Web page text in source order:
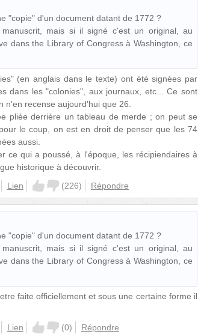
"copie" d'un document datant de 1772 ?
mais si il signé c'est un original, au
dans the Library of Congress à Washington, ce
(en anglais dans le texte) ont été signées par
dans les "colonies", aux journaux, etc... Ce sont
n'en recense aujourd'hui que 26.
pliée derrière un tableau de merde ; on peut se
le coup, on est en droit de penser que les 74
aussi.
ce qui a poussé, à l'époque, les récipiendaires à
historique à découvrir.
Lien (226) Répondre
"copie" d'un document datant de 1772 ?
mais si il signé c'est un original, au
dans the Library of Congress à Washington, ce
faite officiellement et sous une certaine forme il
Lien (0) Répondre